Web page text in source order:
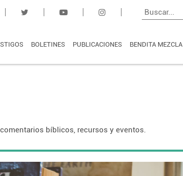
BOLETINES PUBLICACIONES BENDITA MEZCLA
bíblicos, recursos y eventos.